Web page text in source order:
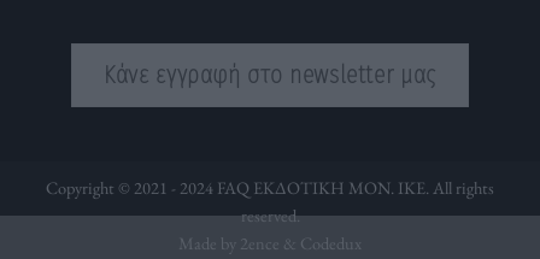
Κάνε εγγραφή στο newsletter μας
Copyright © 2021 - 2024 FAQ ΕΚΔΟΤΙΚΗ ΜΟΝ. ΙΚΕ. All rights
reserved.
Made by 2ence & Codedux